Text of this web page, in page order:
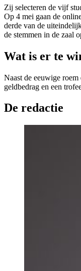
Zij selecteren de vijf
Op 4 mei gaan de
derde van de
de stemmen in de zaal
Wat is er te
Naast de eeuwige roem
geldbedrag en een
De redactie